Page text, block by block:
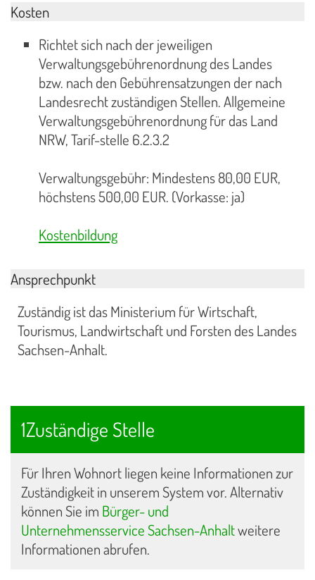
Kosten
Richtet sich nach der jeweiligen
Verwaltungsgebührenordnung des Landes
bzw. nach den Gebührensatzungen der nach
Landesrecht zuständigen Stellen. Allgemeine
Verwaltungsgebührenordnung für das Land
NRW, Tarif-stelle 6.2.3.2
Verwaltungsgebühr: Mindestens 80,00 EUR,
höchstens 500,00 EUR. (Vorkasse: ja)
Kostenbildung
Ansprechpunkt
Zuständig ist das Ministerium für Wirtschaft,
Tourismus, Landwirtschaft und Forsten des Landes
Sachsen-Anhalt.
1Zuständige Stelle
Für Ihren Wohnort liegen keine Informationen zur
Zuständigkeit in unserem System vor. Alternativ
können Sie im Bürger- und
Unternehmensservice Sachsen-Anhaltweitere
Informationen abrufen.